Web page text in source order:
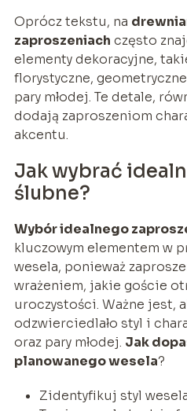
Oprócz tekstu, na
zaproszeniach często
elementy dekoracyjne,
florystyczne,
pary młodej. Te detale,
dodają zaproszeniom
akcentu.
Jak wybrać
ślubne?
Wybór idealnego
kluczowym elementem w
wesela, ponieważ
wrażeniem, jakie goście
uroczystości. Ważne jest,
odzwierciedlało styl i
oraz pary młodej. Jak
planowanego wesela?
Zidentyfikuj styl